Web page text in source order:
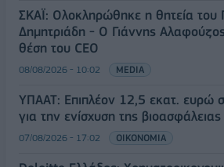
ΣΚΑΪ: Ολοκληρώθηκε η θητεία του
Δημητριάδη - Ο Γιάννης Αλαφούζος
θέση του CEO
08/08/2026 - 10:02 MEDIA
ΥΠΑΑΤ: Επιπλέον 12,5 εκατ. ευρώ
για την ενίσχυση της βιοασφάλειας
07/08/2026 - 17:02 ΟΙΚΟΝΟΜΙΑ